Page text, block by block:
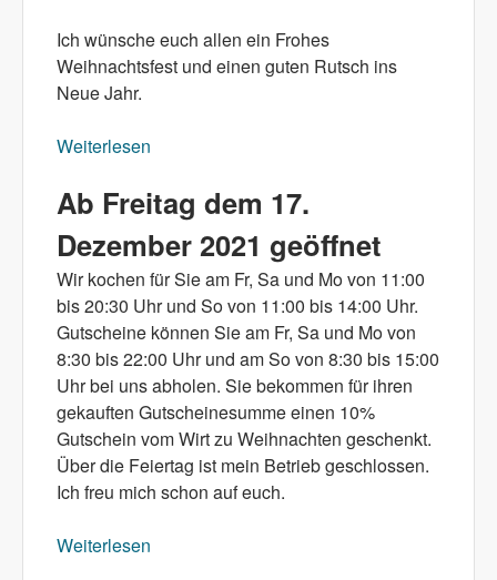
Ich wünsche euch allen ein Frohes
Weihnachtsfest und einen guten Rutsch ins
Neue Jahr.
Weiterlesen
Ab Freitag dem 17.
Dezember 2021 geöffnet
Wir kochen für Sie am Fr, Sa und Mo von 11:00
bis 20:30 Uhr und So von 11:00 bis 14:00 Uhr.
Gutscheine können Sie am Fr, Sa und Mo von
8:30 bis 22:00 Uhr und am So von 8:30 bis 15:00
Uhr bei uns abholen. Sie bekommen für ihren
gekauften Gutscheinesumme einen 10%
Gutschein vom Wirt zu Weihnachten geschenkt.
Über die Feiertag ist mein Betrieb geschlossen.
Ich freu mich schon auf euch.
Weiterlesen